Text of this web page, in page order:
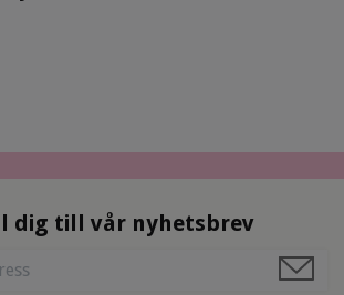
dig till vår nyhetsbrev